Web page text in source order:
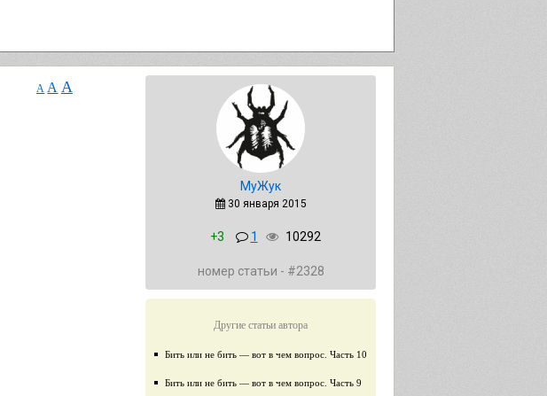
A A A
МуЖук
30 января 2015
+3 1 10292
номер статьи - #2328
Другие статьи автора
Бить или не бить — вот в чем вопрос. Часть 10
Бить или не бить — вот в чем вопрос. Часть 9